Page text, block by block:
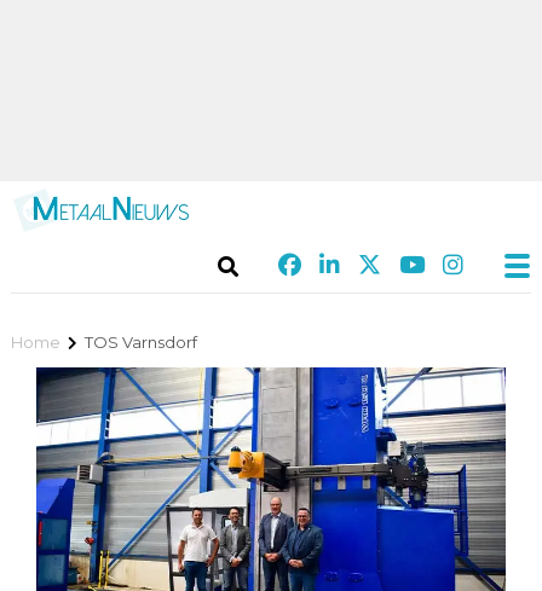
Home TOS Varnsdorf